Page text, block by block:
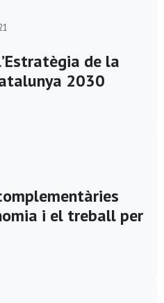
de la
2030
i el treball per